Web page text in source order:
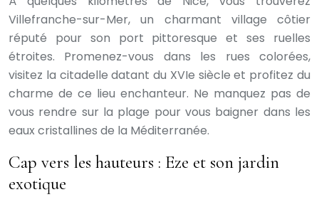
Villefranche-sur-Mer, un charmant village côtier
réputé pour son port pittoresque et ses ruelles
étroites. Promenez-vous dans les rues colorées,
visitez la citadelle datant du XVIe siècle et profitez du
charme de ce lieu enchanteur. Ne manquez pas de
vous rendre sur la plage pour vous baigner dans les
eaux cristallines de la Méditerranée.
Cap vers les hauteurs : Eze et son jardin
exotique